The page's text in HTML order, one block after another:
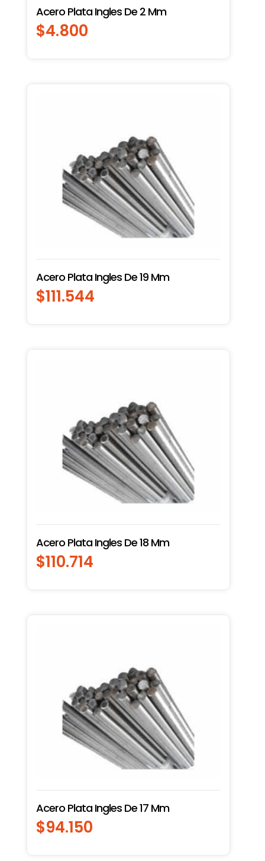
Acero Plata Ingles De 2 Mm
$4.800
Acero Plata Ingles De 19 Mm
$111.544
Acero Plata Ingles De 18 Mm
$110.714
Acero Plata Ingles De 17 Mm
$94.150